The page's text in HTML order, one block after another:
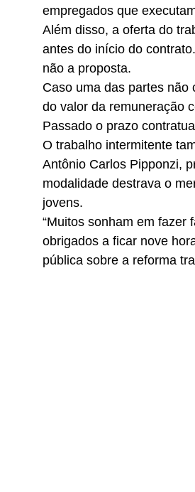
empregados que
Além disso, a oferta do
antes do início do
não a proposta.
Caso uma das partes não
do valor da remuneração
Passado o prazo
O trabalho intermitente
Antônio Carlos Pipponzi,
modalidade destrava o
jovens.
“Muitos sonham em fazer
obrigados a ficar nove
pública sobre a reforma